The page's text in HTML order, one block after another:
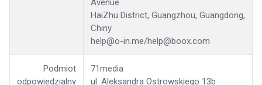
Avenue
HaiZhu District, Guangzhou, Guangdong,
Chiny
help@o-in.me/help@boox.com
Podmiot
odpowiedzialny
71media
ul. Aleksandra Ostrowskiego 13b